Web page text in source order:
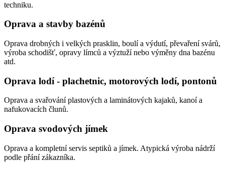
techniku.
Oprava a stavby bazénů
Oprava drobných i velkých prasklin, boulí a výdutí, převaření svárů,
výroba schodišť, opravy límců a výztuží nebo výměny dna bazénu
atd.
Oprava lodí - plachetnic, motorových lodí, pontonů
Oprava a svařování plastových a laminátových kajaků, kanoí a
nafukovacích člunů.
Oprava svodových jímek
Oprava a kompletní servis septiků a jímek. Atypická výroba nádrží
podle přání zákazníka.